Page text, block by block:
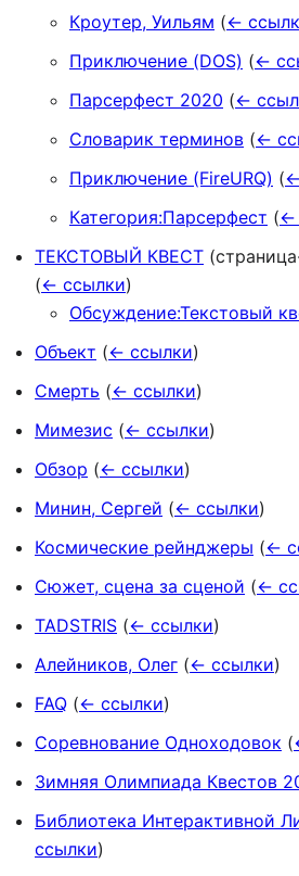
Кроутер, Уильям (←
Приключение (DOS) (←
Парсерфест 2020 (←
Словарик терминов (←
Приключение (FireURQ) (
Категория:Парсерфест (←
ТЕКСТОВЫЙ КВЕСТ
(← ссылки)
Обсуждение:Текстовый
Объект (← ссылки)
Смерть (← ссылки)
Мимезис (← ссылки)
Обзор (← ссылки)
Минин, Сергей (← ссылки)
Космические рейнджеры (←
Сюжет, сцена за сценой (←
TADSTRIS (← ссылки)
Алейников, Олег (← ссылки)
FAQ (← ссылки)
Соревнование Одноходовок (
Зимняя Олимпиада Квестов
Библиотека Интерактивной
ссылки)